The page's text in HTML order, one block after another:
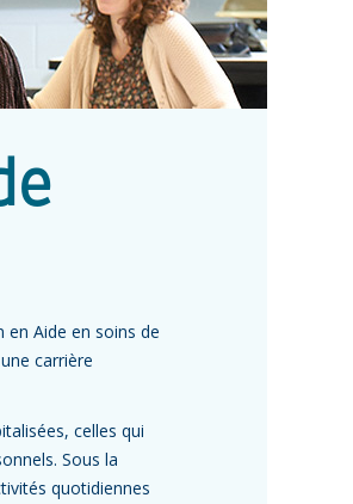
en Aide en soins de
carrière
celles qui
Sous la
quotidiennes